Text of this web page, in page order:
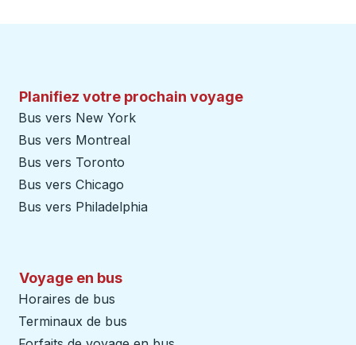
Planifiez votre prochain voyage
Bus vers New York
Bus vers Montreal
Bus vers Toronto
Bus vers Chicago
Bus vers Philadelphia
Voyage en bus
Horaires de bus
Terminaux de bus